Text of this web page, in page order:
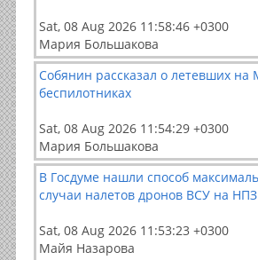
Sat, 08 Aug 2026 11:58:46 +0300
Мария Большакова
Собянин рассказал о летевших на
беспилотниках
Sat, 08 Aug 2026 11:54:29 +0300
Мария Большакова
В Госдуме нашли способ
случаи налетов дронов ВСУ на НПЗ
Sat, 08 Aug 2026 11:53:23 +0300
Майя Назарова